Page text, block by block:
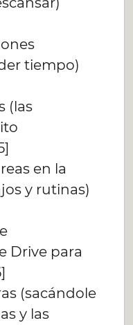
tiempo)
(las
en la
y rutinas)
Drive para
(sacándole
y las